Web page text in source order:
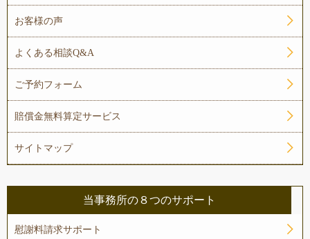
お客様の声
よくある相談Q&A
ご予約フォーム
賠償金無料算定サービス
サイトマップ
当事務所の８つのサポート
慰謝料請求サポート